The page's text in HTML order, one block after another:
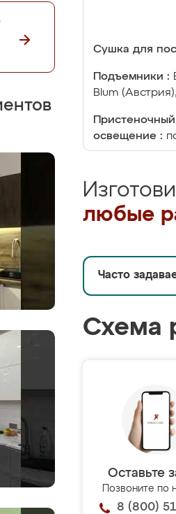
Сушка для
Подъемники :
Blum
освещение :
любые
Часто
Схема
Оставьте
Позвоните по
8 (800)